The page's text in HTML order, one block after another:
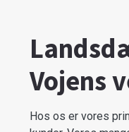
Vojens
Hos os er vores